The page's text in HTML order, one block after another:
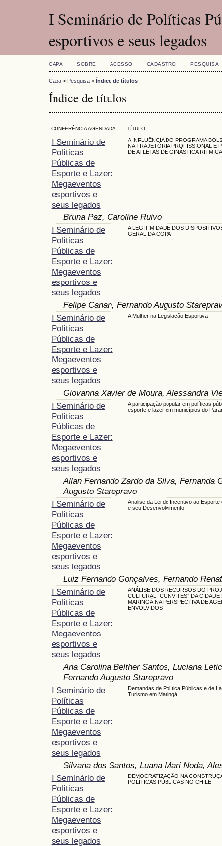
I Seminário de Políticas
esportivos e seus legados
CAPA SOBRE ACESSO CADASTRO PESQUISA
Capa > Pesquisa > Índice de títulos
Índice de títulos
CONFERÊNCIA AGENDADA TÍTULO
I Seminário de
Políticas
Públicas de
Esporte e Lazer:
Megaeventos
esportivos e
seus legados
A INFLUÊNCIA DO PROGRAMA
NA TRAJETÓRIA PROFISSIONAL E
DE ATLETAS DE GINÁSTICA RÍTMICA
Bruna Paz, Caroline Ruivo
I Seminário de
Políticas
Públicas de
Esporte e Lazer:
Megaeventos
esportivos e
seus legados
A LEGITIMIDADE DOS
GERAL DA COPA
Felipe Canan, Fernando Augusto
I Seminário de
Políticas
Públicas de
Esporte e Lazer:
Megaeventos
esportivos e
seus legados
A Mulher na Legislação Esportiva
Giovanna Xavier de Moura, Alessandra
I Seminário de
Políticas
Públicas de
Esporte e Lazer:
Megaeventos
esportivos e
seus legados
A participação popular em políticas
esporte e lazer em municípios do
Allan Fernando Zardo da Silva, Fernanda
Augusto Starepravo
I Seminário de
Políticas
Públicas de
Esporte e Lazer:
Megaeventos
esportivos e
seus legados
Analise da Lei de Incentivo ao Esporte
e seu Desenvolvimento
Luiz Fernando Gonçalves, Fernando
I Seminário de
Políticas
Públicas de
Esporte e Lazer:
Megaeventos
esportivos e
seus legados
ANÁLISE DOS RECURSOS DO
CULTURAL “CONVITES” DA CIDADE
MARINGÁ NA PERSPECTIVA DE
ENVOLVIDOS
Ana Carolina Belther Santos, Luciana
Fernando Augusto Starepravo
I Seminário de
Políticas
Públicas de
Esporte e Lazer:
Megaeventos
esportivos e
seus legados
Demandas de Política Públicas e de
Turismo em Maringá
Silvana dos Santos, Luana Mari Noda,
I Seminário de
Políticas
Públicas de
Esporte e Lazer:
Megaeventos
esportivos e
seus legados
DEMOCRATIZAÇÃO NA
POLÍTICAS PÚBLICAS NO CHILE